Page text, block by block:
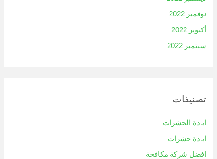
نوفمبر 2022
أكتوبر 2022
سبتمبر 2022
تصنيفات
ابادة الحشرات
ابادة حشرات
افضل شركة مكافحة